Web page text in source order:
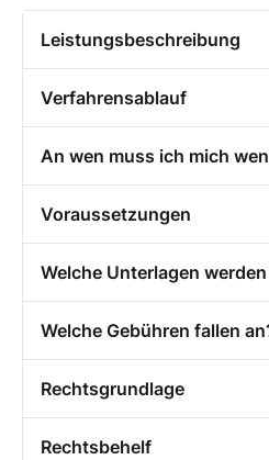
Leistungsbeschreibung
Verfahrensablauf
An wen muss ich mich
Voraussetzungen
Welche Unterlagen
Welche Gebühren fallen
Rechtsgrundlage
Rechtsbehelf